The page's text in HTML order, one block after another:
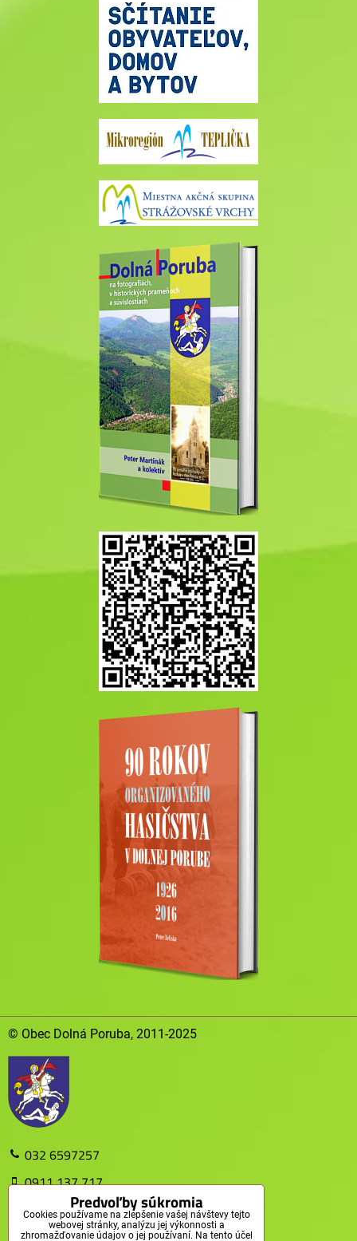
© Obec Dolná Poruba, 2011-2025
032 6597257
0911 137 717
obec@dolnaporuba.sk
Predvoľby súkromia
Cookies používame na zlepšenie vašej návštevy tejto
webovej stránky, analýzu jej výkonnosti a
zhromažďovanie údajov o jej používaní. Na tento účel